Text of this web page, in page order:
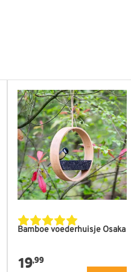
Bamboe voederhuisje Osaka
19,99